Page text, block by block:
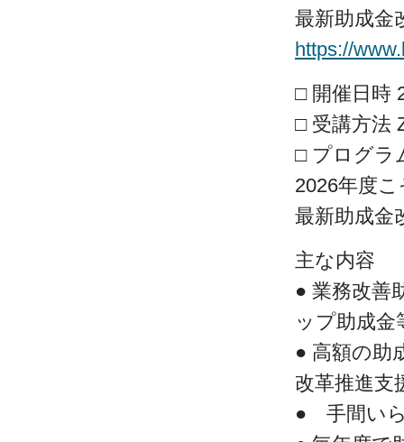
最新助成
https://
□ 開催日時
□ 受講方法
□ プログラ
2026年度
最新助成
主な内容
● 業務改善
ップ助成金
● 高額の助
改革推進支
● 手間いら